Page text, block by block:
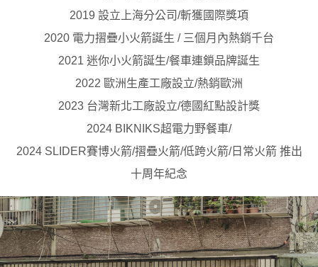
2019 設立上海分公司/斬獲國際獎項
2020 電力摺疊小火箭誕生 / 三個月內熱銷千台
2021 迷你小火箭誕生/餐車連鎖品牌誕生
2022 歐洲生產工廠設立/熱銷歐洲
2023 台灣新北工廠設立/德國紅點設計獎
2024 BIKNIKS超電力野餐車/
2024 SLIDER賽博火箭/摺疊火箭/低跨火箭/日常火箭 推出
十周年紀念